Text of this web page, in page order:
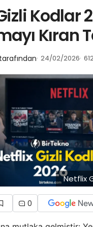
Kodlar
Kıran
tarafından 24/02/2026
Netflix
0